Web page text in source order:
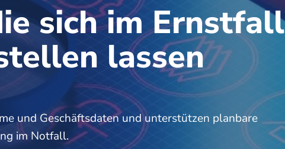
sich im Ernstfall
lassen
und Geschäftsdaten und unterstützen planbare
im Notfall.